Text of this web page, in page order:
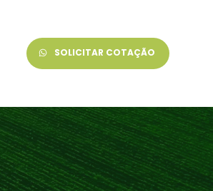
SOLICITAR COTAÇÃO